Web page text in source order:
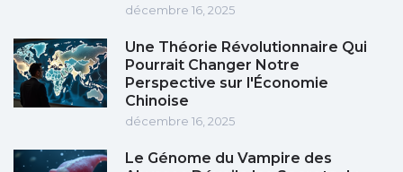
décembre 16, 2025
Une Théorie Révolutionnaire Qui
Pourrait Changer Notre
Perspective sur l'Économie
Chinoise
décembre 16, 2025
Le Génome du Vampire des